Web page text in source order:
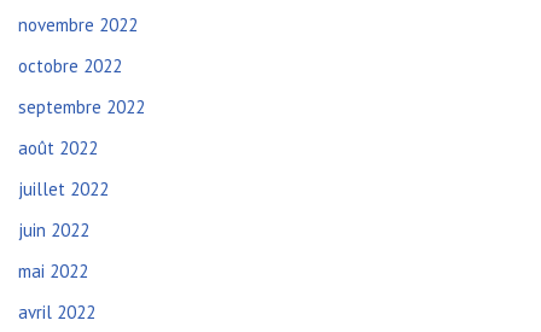
novembre 2022
octobre 2022
septembre 2022
août 2022
juillet 2022
juin 2022
mai 2022
avril 2022